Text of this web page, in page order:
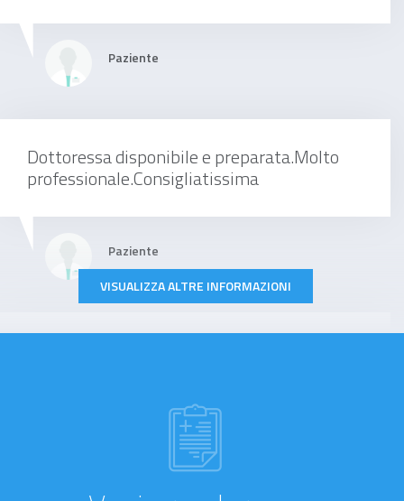
Paziente
Dottoressa disponibile e preparata.Molto
professionale.Consigliatissima
Paziente
trovarne un'altro e ho trovato il nome della
dottoressa Fullone leggendo le recensioni mi
sono fidata e siamo stati in visita ... sono
rimasta molto molto contenta x la
VISUALIZZA ALTRE INFORMAZIONI